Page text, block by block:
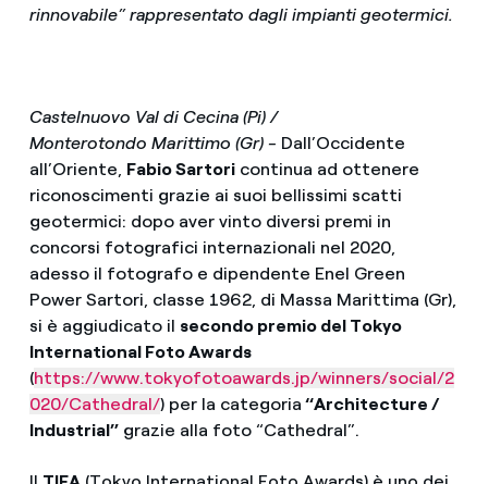
rinnovabile” rappresentato dagli impianti geotermici.
Castelnuovo Val di Cecina (Pi) /
Monterotondo Marittimo (Gr) - Dall’Occidente
all’Oriente, Fabio Sartoricontinua ad ottenere
riconoscimenti grazie ai suoi bellissimi scatti
geotermici: dopo aver vinto diversi premi in
concorsi fotografici internazionali nel 2020,
adesso il fotografo e dipendente Enel Green
Power Sartori, classe 1962, di Massa Marittima (Gr),
si è aggiudicato il secondo premio del Tokyo
International Foto Awards
(https://www.tokyofotoawards.jp/winners/social/2
020/Cathedral/) per la categoria “Architecture /
Industrial”grazie alla foto “Cathedral”.